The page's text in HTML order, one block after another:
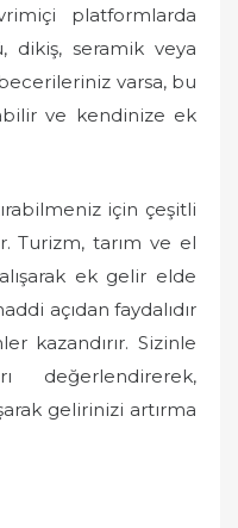
platformlarda
dikiş, seramik veya
varsa, bu
ve kendinize ek
için çeşitli
Turizm, tarım ve el
ek gelir elde
açıdan faydalıdır
kazandırır. Sizinle
değerlendirerek,
gelirinizi artırma